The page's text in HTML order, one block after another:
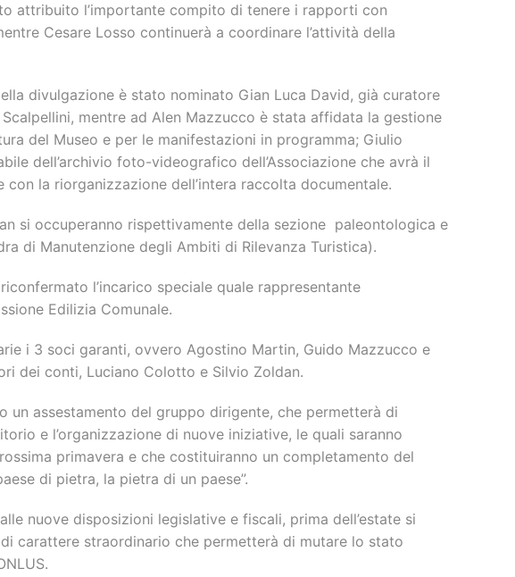
attribuito l’importante compito di tenere i rapporti con
Cesare Losso continuerà a coordinare l’attività della
divulgazione è stato nominato Gian Luca David, già curatore
mentre ad Alen Mazzucco è stata affidata la gestione
del Museo e per le manifestazioni in programma; Giulio
dell’archivio foto-videografico dell’Associazione che avrà il
la riorganizzazione dell’intera raccolta documentale.
si occuperanno rispettivamente della sezione paleontologica e
di Manutenzione degli Ambiti di Rilevanza Turistica).
l’incarico speciale quale rappresentante
Edilizia Comunale.
i 3 soci garanti, ovvero Agostino Martin, Guido Mazzucco e
dei conti, Luciano Colotto e Silvio Zoldan.
un assestamento del gruppo dirigente, che permetterà di
e l’organizzazione di nuove iniziative, le quali saranno
primavera e che costituiranno un completamento del
di pietra, la pietra di un paese”.
nuove disposizioni legislative e fiscali, prima dell’estate si
carattere straordinario che permetterà di mutare lo stato